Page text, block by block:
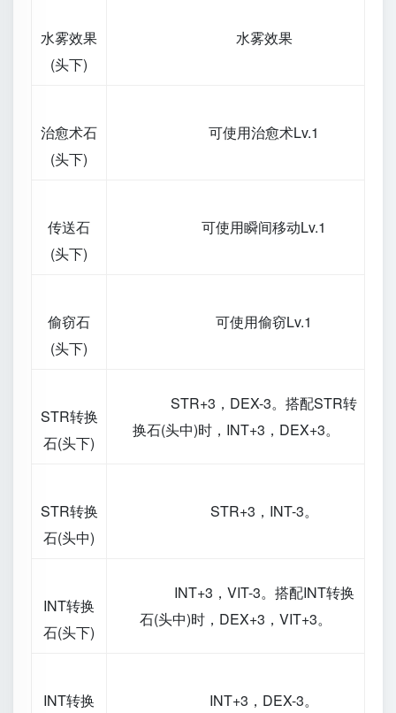
水雾效果
(头下)
水雾效果
治愈术石
(头下)
可使用治愈术Lv.1
传送石
(头下)
可使用瞬间移动Lv.1
偷窃石
(头下)
可使用偷窃Lv.1
STR转换
石(头下)
STR+3，DEX-3。搭配STR转
换石(头中)时，INT+3，DEX+3。
STR转换
石(头中)
STR+3，INT-3。
INT转换
石(头下)
INT+3，VIT-3。搭配INT转换
石(头中)时，DEX+3，VIT+3。
INT转换
INT+3，DEX-3。